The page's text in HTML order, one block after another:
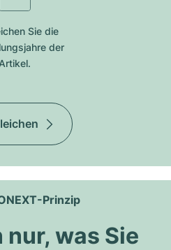
Sie die
der
Artikel.
Prinzip
nur, was Sie